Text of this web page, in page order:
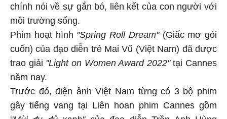
chính nói về sự gắn bó, liên kết của con người với
môi trường sống.
Phim hoạt hình ''Spring Roll Dream''(Giấc mơ gỏi
cuốn) của đạo diễn trẻ Mai Vũ (Việt Nam) đã được
trao giải ''Light on Women Award 2022''tại Cannes
năm nay.
Trước đó, điện ảnh Việt Nam từng có 3 bộ phim
gây tiếng vang tại Liên hoan phim Cannes gồm